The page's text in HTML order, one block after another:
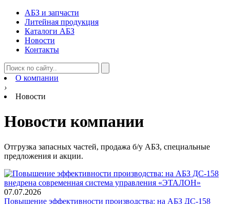
АБЗ и запчасти
Литейная продукция
Каталоги АБЗ
Новости
Контакты
О компании
›
Новости
Новости компании
Отгрузка запасных частей, продажа б/у АБЗ, специальные
предложения и акции.
07.07.2026
Повышение эффективности производства: на АБЗ ДС-158